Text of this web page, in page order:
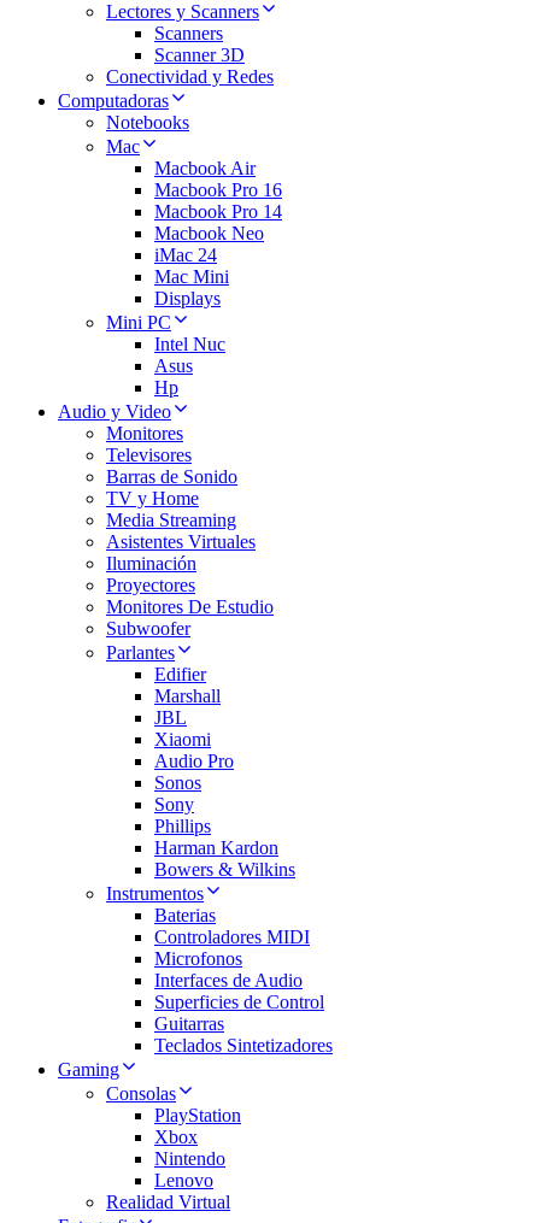
Lectores y Scanners
Scanners
Scanner 3D
Conectividad y Redes
Computadoras
Notebooks
Mac
Macbook Air
Macbook Pro 16
Macbook Pro 14
Macbook Neo
iMac 24
Mac Mini
Displays
Mini PC
Intel Nuc
Asus
Hp
Audio y Video
Monitores
Televisores
Barras de Sonido
TV y Home
Media Streaming
Asistentes Virtuales
Iluminación
Proyectores
Monitores De Estudio
Subwoofer
Parlantes
Edifier
Marshall
JBL
Xiaomi
Audio Pro
Sonos
Sony
Phillips
Harman Kardon
Bowers & Wilkins
Instrumentos
Baterias
Controladores MIDI
Microfonos
Interfaces de Audio
Superficies de Control
Guitarras
Teclados Sintetizadores
Gaming
Consolas
PlayStation
Xbox
Nintendo
Lenovo
Realidad Virtual